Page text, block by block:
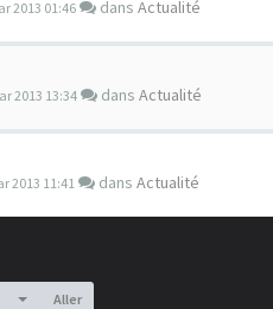
2013 01:46 dans Actualité
2013 13:34 dans Actualité
2013 11:41 dans Actualité
Aller